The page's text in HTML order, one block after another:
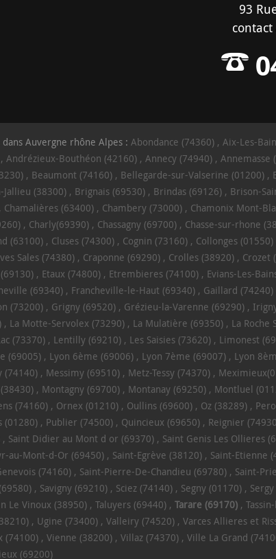
93
contact
Auvergne rhône Alpes : Abondance (74360) Aix-Les-
Andrézieux-Bouthéon (42160) Annecy (74940) Annemasse
Beaumont (74160) Bellegarde-sur-Valserine (01200)
Jallieu (38300) Brignais (69530) Brindas (69126) Brison-
Chamalières (63400) Chambery (73000) Chamonix Mont-
Charly(69390) Chassagny (69700) Chasse-sur-rhone
(63100) Cluses (74300) Cognin (73160) Collonges (01550)
Sales (74380) Craponne (69290) Crolles (38920) Crozet
Etaux (74800) Etrembieres (74100) Evians-Les-
(69340) Francheville-le-Haut (69340) Gaillard (74240)
(73200) Grigny (69520) Grézieu-la-Varenne (69290)
La Motte-Servolex (73290) La Mulatière (69350) La Roche
(73370) Lentilly (69210) Les Saisies (73620) Limonest
(69005) Lyon 6ème (69006) Lyon 7ème (69007) Lyon
(74140) Messimy (69510) Metz-Tessy (74370)
Montagny (69700) Montanay (69250) Montluel
(74160) Ornex (01210) Oullins (69600) Oz (38289)
(01280) Publier (74500) Quincieux (69650) Reignier
Saint Didier au Mont d or (69370) Saint Genis Les Ollieres
au-Mont-d-Or (69450) Saint-Egrève (38120) Saint-Etienne
(74160) Saint-Pierre-De-Chandieu (69780) Saint-
Savigny (69210) Sciez (74140) Segny (01170)
Le Vinoux (38950) Taluyers (69440) Tarare (69170)
Ugine (73400) Valleiry (74520) Varces Allieres et
(74100) Vienne (38200) Villaz (74370) Ville La Grand
(69200)